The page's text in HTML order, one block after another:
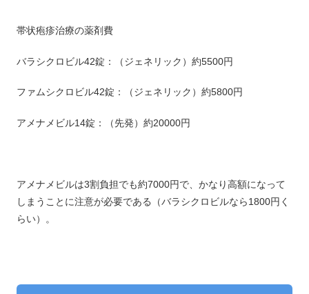
帯状疱疹治療の薬剤費
バラシクロビル42錠：（ジェネリック）約5500円
ファムシクロビル42錠：（ジェネリック）約5800円
アメナメビル14錠：（先発）約20000円
アメナメビルは3割負担でも約7000円で、かなり高額になって
しまうことに注意が必要である（バラシクロビルなら1800円く
らい）。